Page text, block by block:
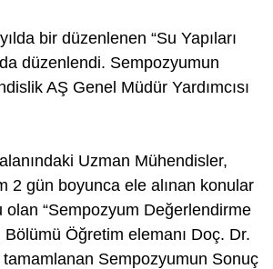
bir düzenlenen “Su Yapıları
düzenlendi. Sempozyumun
AŞ Genel Müdür Yardımcısı
Uzman Mühendisler,
2 gün boyunca ele alınan konular
olan “Sempozyum Değerlendirme
Öğretim elemanı Doç. Dr.
Sempozyumun Sonuç